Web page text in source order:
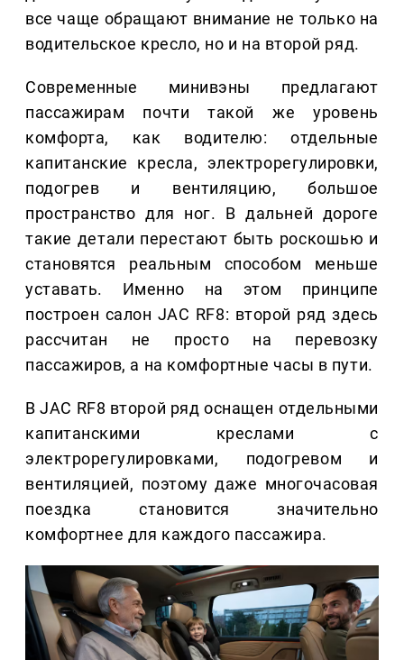
все чаще обращают внимание не только на
водительское кресло, но и на второй ряд.
Современные минивэны предлагают
пассажирам почти такой же уровень
комфорта, как водителю: отдельные
капитанские кресла, электрорегулировки,
подогрев и вентиляцию, большое
пространство для ног. В дальней дороге
такие детали перестают быть роскошью и
становятся реальным способом меньше
уставать. Именно на этом принципе
построен салон JAC RF8: второй ряд здесь
рассчитан не просто на перевозку
пассажиров, а на комфортные часы в пути.
В JAC RF8 второй ряд оснащен отдельными
капитанскими креслами с
электрорегулировками, подогревом и
вентиляцией, поэтому даже многочасовая
поездка становится значительно
комфортнее для каждого пассажира.